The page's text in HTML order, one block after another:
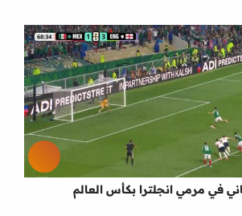
في مرمي انجلترا بكأس العالم